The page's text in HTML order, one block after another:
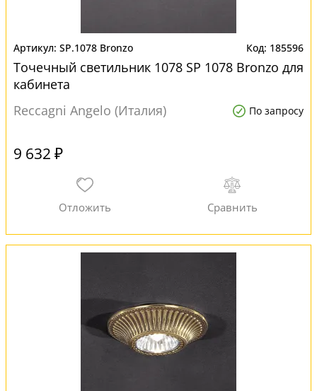
SP.1078 Bronzo 185596
Точечный светильник 1078 SP 1078 Bronzo для
кабинета
Reccagni Angelo (Италия)
По запросу
9 632 ₽